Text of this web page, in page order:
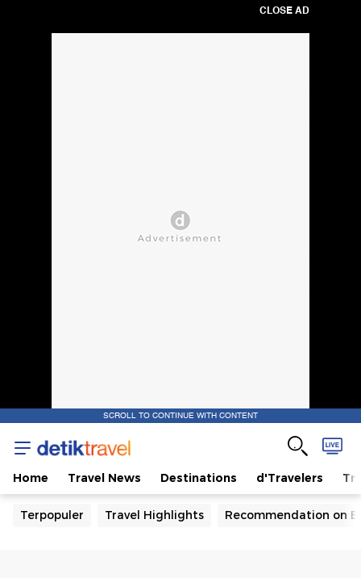
CLOSE AD
SCROLL TO CONTINUE WITH CONTENT
Home Travel News Destinations d'Travelers
Terpopuler Travel Highlights Recommendation on